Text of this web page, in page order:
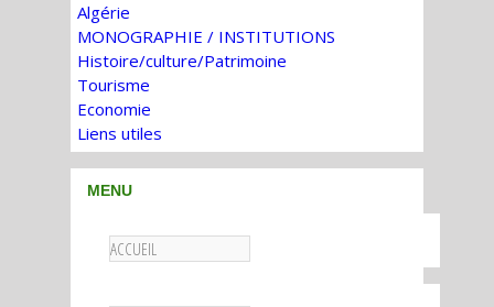
Algérie
MONOGRAPHIE / INSTITUTIONS
Histoire/culture/Patrimoine
Tourisme
Economie
Liens utiles
MENU
ACCUEIL